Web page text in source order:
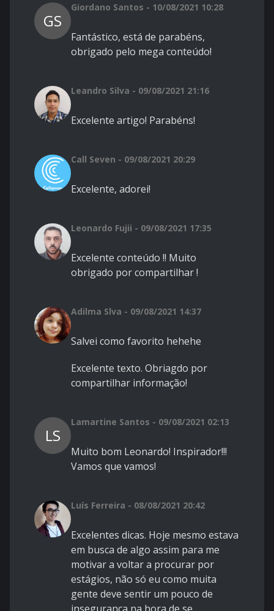
GS
Giordano Santos - 10/08/2021 10:28
Fantástico, está de parabéns,
obrigado pelo mega conteúdo!
Leandro Silva - 09/08/2021 21:16
Excelente artigo! Parabéns!
Call Seven - 09/08/2021 20:29
Excelente, adorei!
Leonardo Fujii - 09/08/2021 17:35
Excelente conteúdo !! Muito
obrigado por compartilhar !
Adilma Slva - 09/08/2021 14:37
Salvei como favorito hehehe
Excelente texto. Obriagdo por
compartilhar informação!
LS
Lamartine Santos - 09/08/2021 02:13
Muito bom Leonardo! Inspirador!!!
Vamos que vamos!
Luís Ferreira - 08/08/2021 20:42
Excelentes dicas. Hoje mesmo estava
em busca de algo assim para me
motivar a voltar a procurar por
estágios, não só eu como muita
gente deve sentir um pouco de
insegurança na hora de se